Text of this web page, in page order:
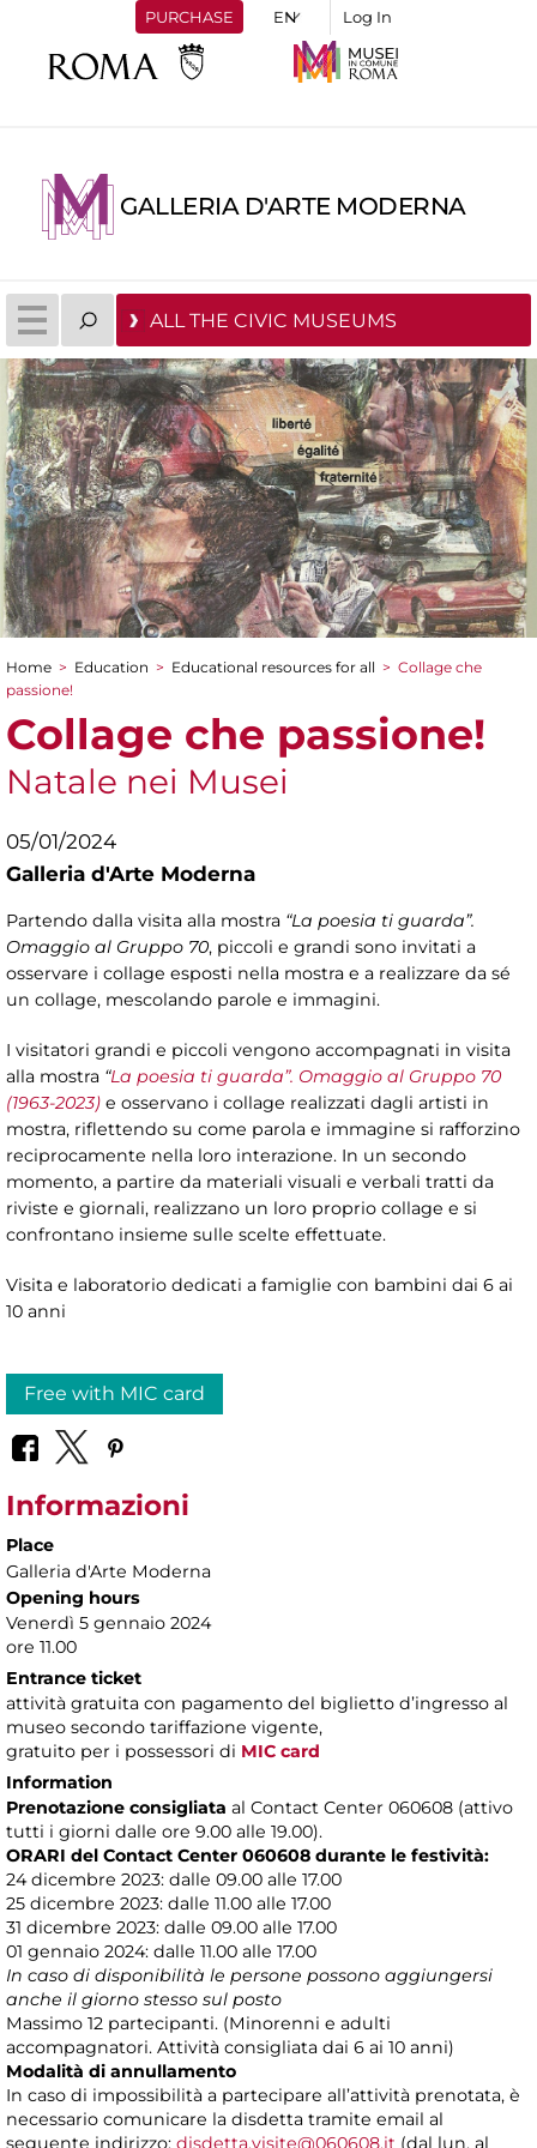
PURCHASE Log In
GALLERIA D'ARTE MODERNA
ALL THE CIVIC MUSEUMS
You are here
Home > Education > Educational resources for all > Collage che
passione!
Collage che passione!
Natale nei Musei
05/01/2024
Galleria d'Arte Moderna
Partendo dalla visita alla mostra “La poesia ti guarda”.
Omaggio al Gruppo 70, piccoli e grandi sono invitati a
osservare i collage esposti nella mostra e a realizzare da sé
un collage, mescolando parole e immagini.
I visitatori grandi e piccoli vengono accompagnati in visita
alla mostra “La poesia ti guarda”. Omaggio al Gruppo 70
(1963-2023) e osservano i collage realizzati dagli artisti in
mostra, riflettendo su come parola e immagine si rafforzino
reciprocamente nella loro interazione. In un secondo
momento, a partire da materiali visuali e verbali tratti da
riviste e giornali, realizzano un loro proprio collage e si
confrontano insieme sulle scelte effettuate.
Visita e laboratorio dedicati a famiglie con bambini dai 6 ai
10 anni
Free with MIC card
Informazioni
Place
Galleria d'Arte Moderna
Opening hours
Venerdì 5 gennaio 2024
ore 11.00
Entrance ticket
attività gratuita con pagamento del biglietto d’ingresso al
museo secondo tariffazione vigente,
gratuito per i possessori di MIC card
Information
Prenotazione consigliata al Contact Center 060608 (attivo
tutti i giorni dalle ore 9.00 alle 19.00).
ORARI del Contact Center 060608 durante le festività:
24 dicembre 2023: dalle 09.00 alle 17.00
25 dicembre 2023: dalle 11.00 alle 17.00
31 dicembre 2023: dalle 09.00 alle 17.00
01 gennaio 2024: dalle 11.00 alle 17.00
In caso di disponibilità le persone possono aggiungersi
anche il giorno stesso sul posto
Massimo 12 partecipanti. (Minorenni e adulti
accompagnatori. Attività consigliata dai 6 ai 10 anni)
Modalità di annullamento
In caso di impossibilità a partecipare all’attività prenotata, è
necessario comunicare la disdetta tramite email al
seguente indirizzo: disdetta.visite@060608.it (dal lun. al